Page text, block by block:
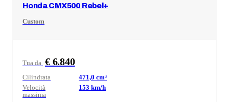
HondaCMX500 Rebel+
Custom
Tua da € 6.840
Cilindrata 471,0 cm³
Velocità
massima
153 km/h